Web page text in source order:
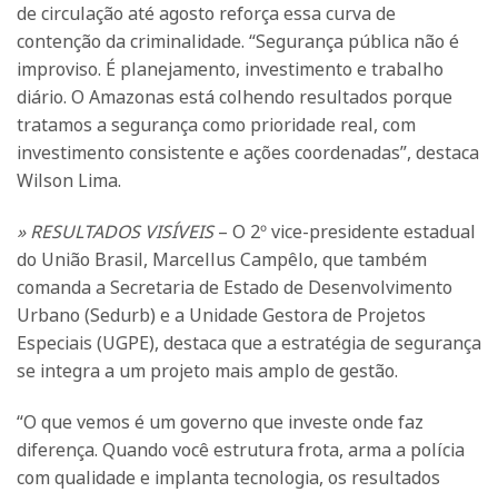
de circulação até agosto reforça essa curva de
contenção da criminalidade. “Segurança pública não é
improviso. É planejamento, investimento e trabalho
diário. O Amazonas está colhendo resultados porque
tratamos a segurança como prioridade real, com
investimento consistente e ações coordenadas”, destaca
Wilson Lima.
» RESULTADOS VISÍVEIS– O 2º vice-presidente estadual
do União Brasil, Marcellus Campêlo, que também
comanda a Secretaria de Estado de Desenvolvimento
Urbano (Sedurb) e a Unidade Gestora de Projetos
Especiais (UGPE), destaca que a estratégia de segurança
se integra a um projeto mais amplo de gestão.
“O que vemos é um governo que investe onde faz
diferença. Quando você estrutura frota, arma a polícia
com qualidade e implanta tecnologia, os resultados